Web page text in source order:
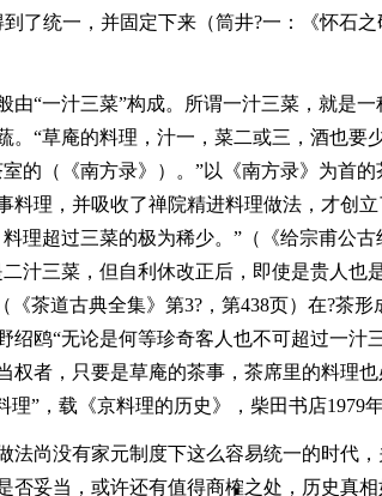
了统一，并固定下来（筒井?一：《怀石之
由“一汁三菜”构成。所谓一汁三菜，就是
。“草庵的料理，汁一，菜二或三，酒也要
的（《南方录》）。”以《南方录》为首
料理，并吸收了禅院精进料理做法，才创
理超过三菜的极为稀少。”（《给宗甫公古
汁三菜，但自利休改正后，即使是贵人也
《茶道古典全集》第3?，第438页）在?茶
绍鸥“无论是何等珍奇客人也不可超过一汁
权者，只要是草庵的茶事，茶席里的料理
理”，载《京料理的历史》，柴田书店1979年
法尚没有家元制度下这么容易统一的时代，
否妥当，或许还有值得商榷之处，历史真